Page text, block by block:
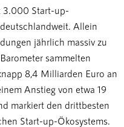
3.000 Start-up-
Allein
jährlich massiv zu
sammelten
8,4 Milliarden Euro an
Anstieg von etwa 19
markiert den drittbesten
Start-up-Ökosystems.